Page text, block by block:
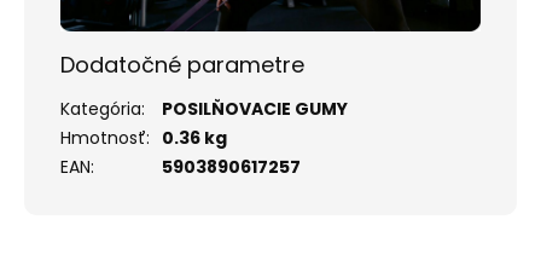
Dodatočné parametre
Kategória:
POSILŇOVACIE GUMY
Hmotnosť: 0.36 kg
EAN: 5903890617257